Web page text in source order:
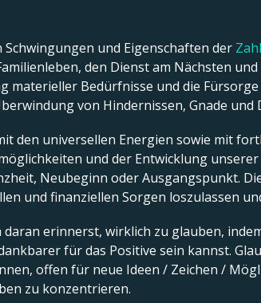
und Eigenschaften der
den Dienst am Nächsten
materieller Bedürfnisse und die
von Hindernissen, Gnade und
den universellen Energien sowie mit
und der Entwicklung
Neubeginn oder Ausgangspunkt.
und finanziellen Sorgen loszulassen
daran erinnerst, wirklich zu glauben,
für das Positive sein kannst.
offen für neue Ideen / Zeichen /
zu konzentrieren.